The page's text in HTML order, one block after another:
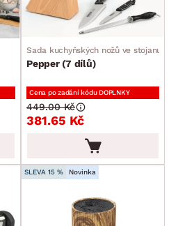
min. cm max. cm
Sada kuchyňských nožů ve stojanu
Pepper (7 dílů)
Cena po zadání kódu DOPLNKY
381.65 Kč
449.00 Kč
SLEVA 15 % Novinka